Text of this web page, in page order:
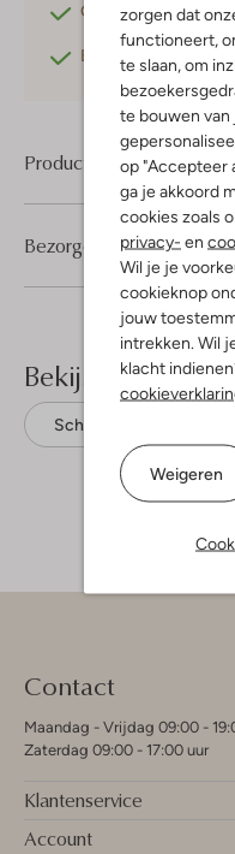
zorgen dat
functioneert,
te slaan, om
te bouwen
op "Accepteer
ga je akkoord
cookies zoals
privacy- en
Wil je je
cookieknop
jouw
intrekken. Wil
klacht
Weigeren
Gratis retourneren
Betaal achteraf met
Product informatie
Bezorgen & retourneren
Bekijk meer
Schoudertassen
Contact
Maandag - Vrijdag 09:00 -
Zaterdag 09:00 - 17:00 uur
Klantenservice
Account